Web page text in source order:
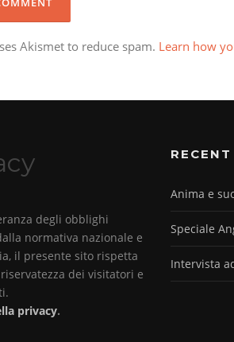
Akismet to reduce spam. Learn how
degli obblighi
normativa nazionale e
il presente sito rispetta
dei visitatori e
privacy.
Anima e
Speciale
Intervista